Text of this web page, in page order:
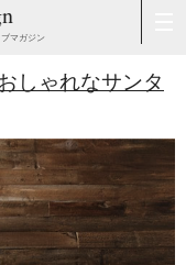
マガジン
しゃれなサンタ